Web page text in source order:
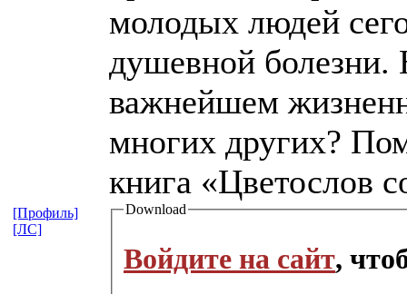
молодых людей
душевной болезни.
важнейшем
многих других?
книга «Цветослов
Download
Войдите на сайт,
[Профиль]
[ЛС]